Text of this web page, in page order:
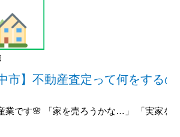
市】不動産査定って何をする
業です🌸 「家を売ろうかな…」 「実家を